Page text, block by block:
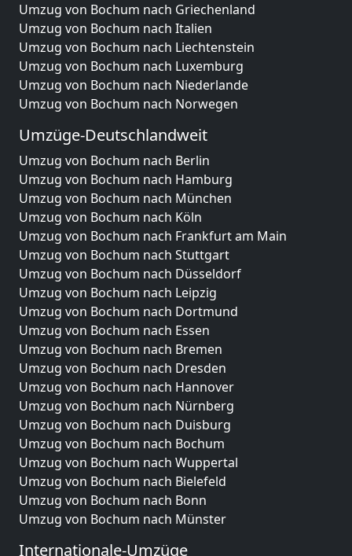
Umzug von Bochum nach Griechenland
Umzug von Bochum nach Italien
Umzug von Bochum nach Liechtenstein
Umzug von Bochum nach Luxemburg
Umzug von Bochum nach Niederlande
Umzug von Bochum nach Norwegen
Umzüge-Deutschlandweit
Umzug von Bochum nach Berlin
Umzug von Bochum nach Hamburg
Umzug von Bochum nach München
Umzug von Bochum nach Köln
Umzug von Bochum nach Frankfurt am Main
Umzug von Bochum nach Stuttgart
Umzug von Bochum nach Düsseldorf
Umzug von Bochum nach Leipzig
Umzug von Bochum nach Dortmund
Umzug von Bochum nach Essen
Umzug von Bochum nach Bremen
Umzug von Bochum nach Dresden
Umzug von Bochum nach Hannover
Umzug von Bochum nach Nürnberg
Umzug von Bochum nach Duisburg
Umzug von Bochum nach Bochum
Umzug von Bochum nach Wuppertal
Umzug von Bochum nach Bielefeld
Umzug von Bochum nach Bonn
Umzug von Bochum nach Münster
Internationale-Umzüge